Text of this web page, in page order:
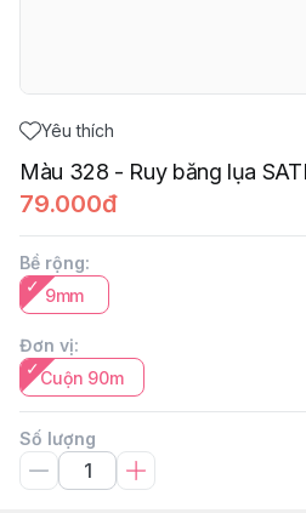
Yêu thích
Màu 328 - Ruy băng lụa
79.000đ
Bề rộng:
9mm
Đơn vị:
Cuộn 90m
Số lượng